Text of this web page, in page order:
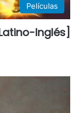
Películas
Inglés]